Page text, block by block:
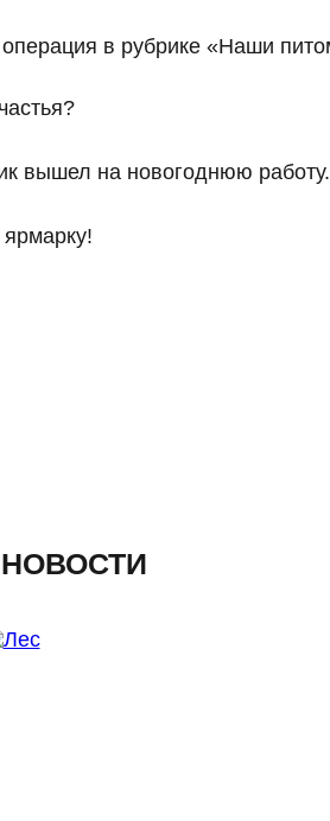
в рубрике «Наши
вышел на новогоднюю работу.